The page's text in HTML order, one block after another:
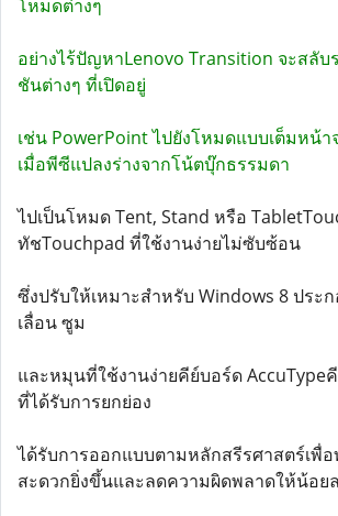
โหมดต่างๆ
อย่างไร้ปัญหาLenovo Transition จะสลับ
ชันต่างๆ ที่เปิดอยู่
เช่น PowerPoint ไปยังโหมดแบบเต็มหน้
เมื่อพีซีแปลงร่างจากโน้ตบุ๊กธรรมดา
ไปเป็นโหมด Tent, Stand หรือ
ทัชTouchpad ที่ใช้งานง่ายไม่ซับซ้อน
ซึ่งปรับให้เหมาะสำหรับ Windows 8 ประ
เลื่อน ซูม
และหมุนที่ใช้งานง่ายคีย์บอร์ด AccuType
ที่ได้รับการยกย่อง
ได้รับการออกแบบตามหลักสรีรศาสตร์เพื่
สะดวกยิ่งขึ้นและลดความผิดพลาดให้น้อย